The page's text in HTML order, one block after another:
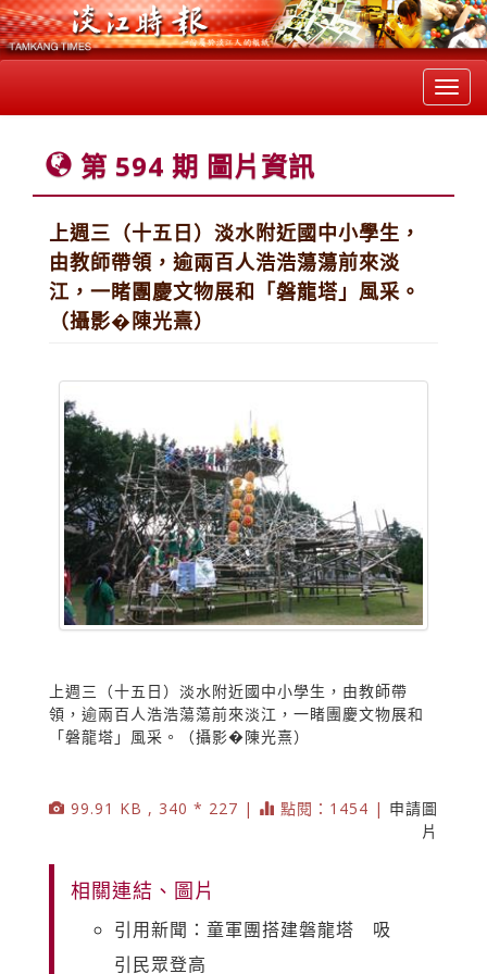
第 594 期 圖片資訊
上週三（十五日）淡水附近國中小學生，
由教師帶領，逾兩百人浩浩蕩蕩前來淡
江，一睹團慶文物展和「磐龍塔」風采。
（攝影�陳光熹）
上週三（十五日）淡水附近國中小學生，由教師帶
領，逾兩百人浩浩蕩蕩前來淡江，一睹團慶文物展和
「磐龍塔」風采。（攝影�陳光熹）
99.91 KB , 340 * 227 | 點閱：1454 | 申請圖
片
相關連結、圖片
引用新聞：童軍團搭建磐龍塔 吸
引民眾登高